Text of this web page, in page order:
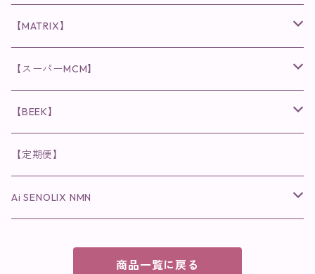
保湿ジェル・クリーム
ラディール
ディフェンサー
メイク小物
クレンジング
洗顔
◉インナーケア
食品
粒タイプ
◉cocochia
ヘナカラー
ヘアファンデーション
◉美顔器
◉スペシャルケア
◉肌悩み
クレンジング・洗顔
リップ
クレンジング・洗顔
化粧水
◉スピケアシリーズ
◉V.O.Sシリーズ
クレンジング・洗顔
化粧水
◉メンズシリーズ
クレンジング・洗顔
化粧水
◉MESシリーズ
まつ毛用美容液
眉毛用美容液
リップアディクト
唇用美容液
ヘアアディクト
スキンケアシリーズ
美容液
【MATRIX】
スキンケアシリーズ
美容液
洗顔
【スーパーMCM】
インナーケア
【BEEK】
インナーケア
【定期便】
Ai SENOLIX NMN
商品一覧に戻る